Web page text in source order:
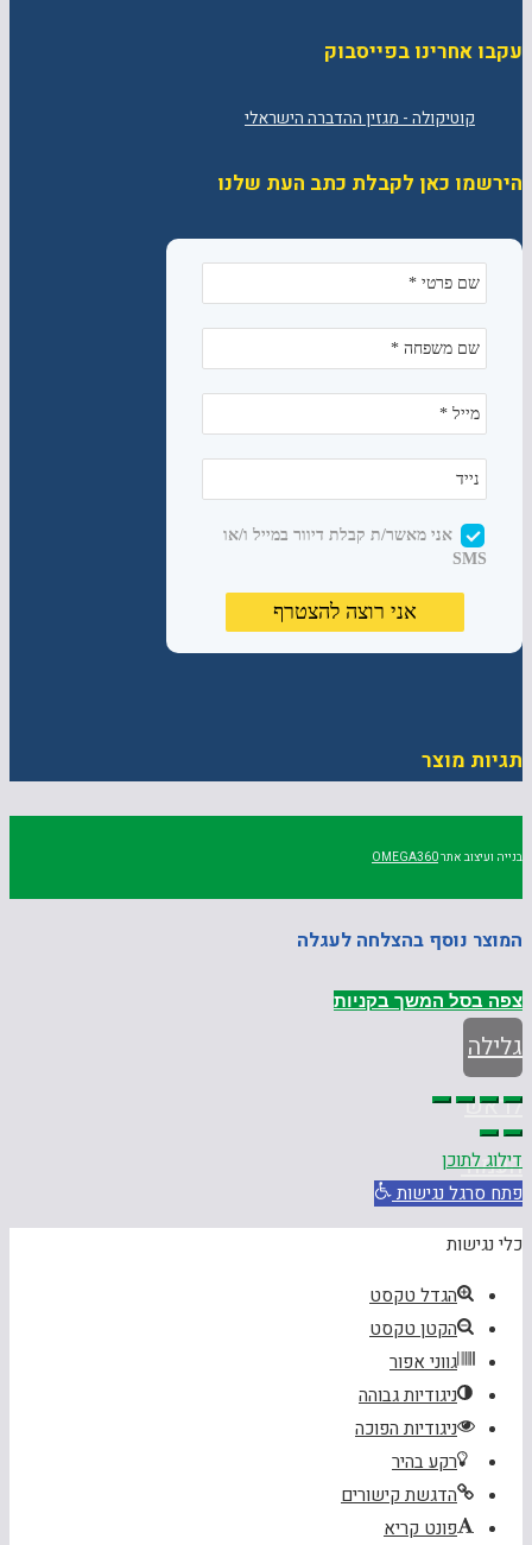
עקבו אחרינו בפייסבוק
הירשמו כאן לקבלת כתב העת שלנו
תגיות מוצר
בנייה ועיצוב אתרOMEGA360
המוצר נוסף בהצלחה לעגלה
צפה בסל המשך בקניות
גלילה
לראש
העמוד
דילוג לתוכן
פתח סרגל נגישות
כלי נגישות
הגדל טקסט
הקטן טקסט
גווני אפור
ניגודיות גבוהה
ניגודיות הפוכה
רקע בהיר
הדגשת קישורים
פונט קריא